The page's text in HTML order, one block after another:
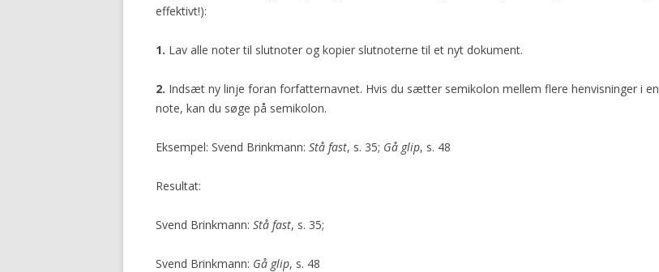
effektivt!):
1. Lav alle noter til slutnoter og kopier slutnoterne til et nyt dokument.
2. Indsæt ny linje foran forfatternavnet. Hvis du sætter semikolon mellem flere henvisninger i en
note, kan du søge på semikolon.
Eksempel: Svend Brinkmann: Stå fast, s. 35; Gå glip, s. 48
Resultat:
Svend Brinkmann: Stå fast, s. 35;
Svend Brinkmann: Gå glip, s. 48